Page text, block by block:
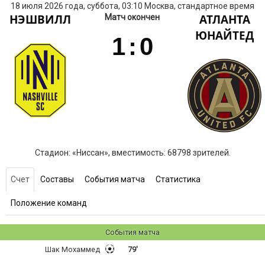
18 июля 2026 года, суббота, 03:10 Москва, стандартное время
НЭШВИЛЛ Матч окончен
1: 0
АТЛАНТА
ЮНАЙТЕД
Стадион: «Ниссан», вместимость: 68798 зрителей.
Счет Составы События матча Статистика
Положение команд
События матча
79'
Шак Мохаммед